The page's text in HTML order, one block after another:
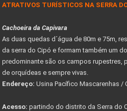
ATRATIVOS TURÍSTICOS NA SERRA
Cachoeira da Capivara
As duas quedas d´água de 80m e 75m,
da serra do Cipó e formam também um
predominante são os campos rupestres,
de orquídeas e sempre vivas.
Endereço: Usina Pacífico Mascarenhas /
Acesso: partindo do distrito da Serra do